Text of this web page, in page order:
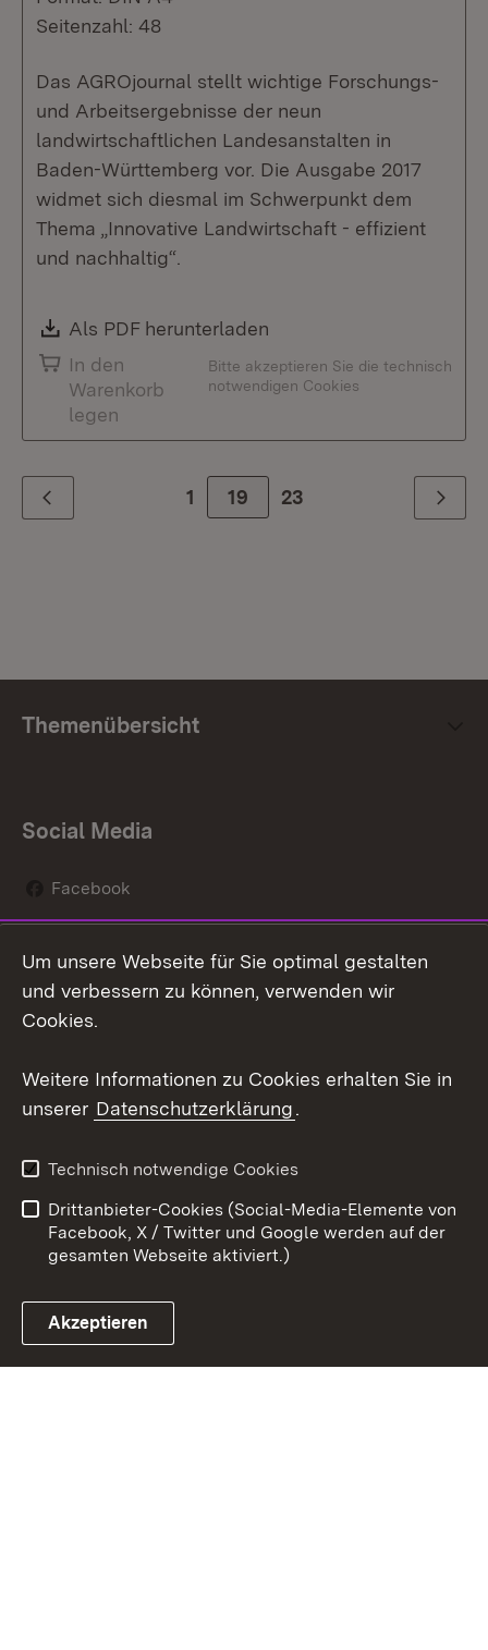
Seitenzahl: 48
Das AGROjournal stellt wichtige Forschungs-
und Arbeitsergebnisse der neun
landwirtschaftlichen Landesanstalten in
Baden-Württemberg vor. Die Ausgabe 2017
widmet sich diesmal im Schwerpunkt dem
Thema „Innovative Landwirtschaft - effizient
und nachhaltig“.
Download:
Als PDF herunterladen
In den
Warenkorb
legen
Bitte akzeptieren Sie die technisch
notwendigen Cookies
Zurück 1 Zur Seite
19 23 Weiter
Themenübersicht
Social Media
Facebook
Social Wall
Youtube
Link zum Landesportal
Kontakt
Datenschutz
Barrierefreiheit
Impressum Cookies
Um unsere Webseite für Sie optimal gestalten
und verbessern zu können, verwenden wir
Cookies.
Weitere Informationen zu Cookies erhalten Sie in
unserer Datenschutzerklärung.
Technisch notwendige Cookies
Drittanbieter-Cookies (Social-Media-Elemente von
Facebook, X / Twitter und Google werden auf der
gesamten Webseite aktiviert.)
Akzeptieren